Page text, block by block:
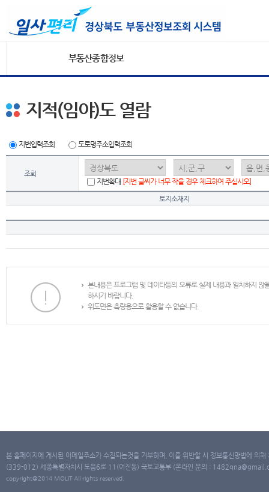
부동산종합정보
지적(임야)도 열람
지번입력조회 도로명주소입력조회
조회
지번확대 [지번 글씨가 너무 작을 경우 체크하여 주십시오]
토지소재지
본내용은 프로그램 및 데이타등의 오류로 실제 내용과 일치하지
하시기 바랍니다.
위도면은 측량용으로 활용할 수 없습니다.
본 홈페이지에 게시된 이메일주소가 수집되는것을 거부하며, 이를 위반할 시 정보통신망법에 의
(339-012) 세종특별자치시 도움6로 11(어진동) 국토교통부 (온라인 문의 :
copyright@2014 MOLIT All rights reserved.